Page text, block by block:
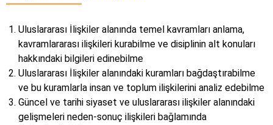
LISANSÜSTÜ
ARAŞTIRMA VE TOPLUMA KATKI
MEZUN İZLEME
ADAY ÖĞRENCILER
Uluslararası İlişkiler alanında temel kavramları anlama,
kavramlararası ilişkileri kurabilme ve disiplinin alt konuları
hakkındaki bilgileri edinebilme
Uluslararası İlişkiler alanındaki kuramları bağdaştırabilme
ve bu kuramlarla insan ve toplum ilişkilerini analiz edebilme
Güncel ve tarihi siyaset ve uluslararası ilişkiler alanındaki
gelişmeleri neden-sonuç ilişkileri bağlamında